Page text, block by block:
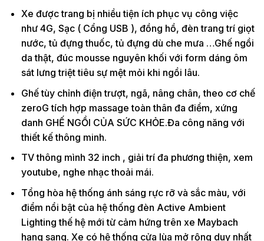
Xe được trang bị nhiều tiện ích phục vụ công việc
như 4G, Sạc ( Cổng USB ), đồng hồ, đèn trang trí giọt
nước, tủ đựng thuốc, tủ đựng dù che mưa …Ghế ngồi
da thật, đúc mousse nguyên khối với form dáng ôm
sát lưng triệt tiêu sự mệt mỏi khi ngồi lâu.
Ghế tùy chỉnh điện trượt, ngã, nâng chân, theo cơ chế
zeroG tích hợp massage toàn thân đa điểm, xứng
danh GHẾ NGỒI CỦA SỨC KHỎE.Đa công năng với
thiết kế thông minh.
TV thông mình 32 inch , giải trí đa phương thiện, xem
youtube, nghe nhạc thoải mái.
Tổng hòa hệ thống ánh sáng rực rỡ và sắc màu, với
điểm nổi bật của hệ thống đèn Active Ambient
Lighting thế hệ mới từ cảm hứng trên xe Maybach
hạng sang. Xe có hệ thống cửa lùa mở rộng duy nhất